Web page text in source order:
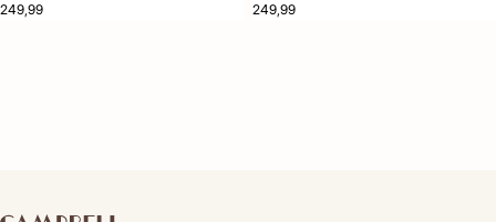
249,99 249,99